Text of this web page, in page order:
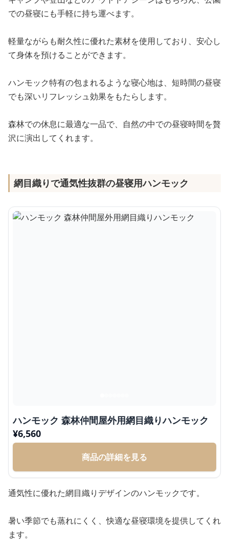
での昼寝にも手軽に持ち運べます。
軽量ながらも耐久性に優れた素材を使用しており、安心し
て身体を預けることができます。
ハンモック特有の包まれるような寝心地は、短時間の昼寝
でも深いリフレッシュ効果をもたらします。
森林での休息に最適な一品で、自然の中での昼寝時間を贅
沢に演出してくれます。
網目織りで通気性抜群の昼寝用ハンモック
ハンモック 森林仲間屋外用網目織りハンモック
¥6,560
商品の詳細を見る
通気性に優れた網目織りデザインのハンモックです。
暑い季節でも蒸れにくく、快適な昼寝環境を提供してくれ
ます。